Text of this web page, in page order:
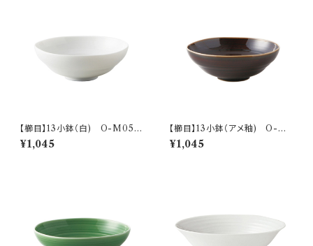
【櫛目】13小鉢（白) O-M056
01
¥1,045
【櫛目】13小鉢（アメ釉) O-M
05602
¥1,045